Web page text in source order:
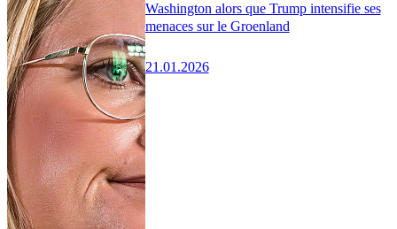
Washington alors que Trump intensifie ses
menaces sur le Groenland
21.01.2026